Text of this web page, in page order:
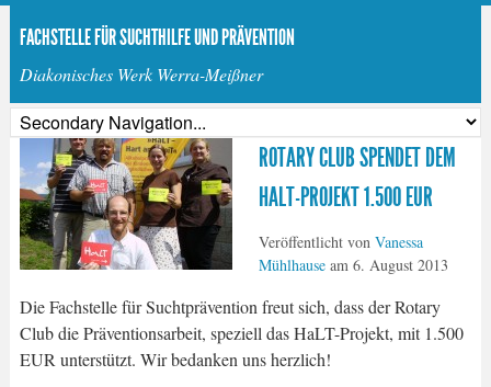
FACHSTELLE FÜR SUCHTHILFE UND PRÄVENTION
Diakonisches Werk Werra-Meißner
ROTARY CLUB SPENDET DEM
HALT-PROJEKT 1.500 EUR
Veröffentlicht von Vanessa
Mühlhauseam 6. August 2013
Die Fachstelle für Suchtprävention freut sich, dass der Rotary
Club die Präventionsarbeit, speziell das HaLT-Projekt, mit 1.500
EUR unterstützt. Wir bedanken uns herzlich!